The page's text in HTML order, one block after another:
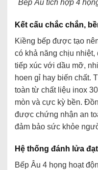
Bếp Âu tích hợp 4
Kết cấu chắc chắn,
Kiềng bếp được tạo
có khả năng chịu
tiếp xúc với dầu mỡ,
hoen gỉ hay biến chất.
toàn từ chất liệu inox
mòn và cực kỳ bền.
được chứng nhận an
đảm bảo sức khỏe
Hệ thống đánh lửa
Bếp Âu 4 họng hoạt